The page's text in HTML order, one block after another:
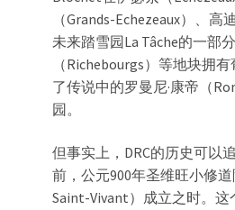
（Grands-Echezeaux）、高
未来踏雪园La Tâche的一部
（Richebourgs）等地块拥
了传说中的罗曼尼·康帝（
园。
但事实上，DRC的历史可以
前，公元900年圣维旺小修
Saint-Vivant）成立之时。